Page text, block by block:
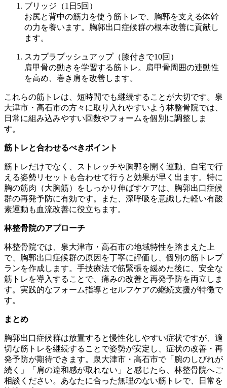
ブリッジ（1日5回）
お尻と背中の筋力を使う筋トレで、胸郭を支える体幹
の力を養います。胸郭出口症候群の根本改善に貢献し
ます。
スカプラプッシュアップ（膝付きで10回）
肩甲骨の動きを学習する筋トレ。肩甲骨周囲の連動性
を高め、巻き肩を改善します。
これらの筋トレは、短時間でも継続することが大切です。泉
大津市・高石市の方々に取り入れやすいよう林整骨院では、
日常に組み込みやすい回数やフォームを個別に調整しま
す。
筋トレと合わせるべきポイント
筋トレだけでなく、ストレッチや胸郭を開く運動、自宅で行
える姿勢リセットも合わせて行うと効果が早く出ます。特に
胸の筋肉（大胸筋）をしっかり伸ばすケアは、胸郭出口症候
群の再発予防に有効です。また、深呼吸を意識した軽い有酸
素運動も血流改善に役立ちます。
林整骨院のアプローチ
林整骨院では、泉大津市・高石市の地域特性を踏まえた上
で、胸郭出口症候群の原因を丁寧に評価し、個別の筋トレプ
ランを作成します。手技療法で筋緊張を緩めた後に、安全な
筋トレを導入することで、痛みの改善と再発予防を両立しま
す。実践的なフォーム指導とセルフケアの継続支援が特徴で
す。
まとめ
胸郭出口症候群は放置すると慢性化しやすい症状ですが、適
切な筋トレを継続することで姿勢が安定し、症状の改善・再
発予防が期待できます。泉大津市・高石市で「腕のしびれが
続く」「肩の違和感が取れない」と感じたら、林整骨院へご
相談ください。あなたに合った無理のない筋トレで、日常を